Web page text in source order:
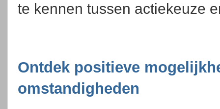
te kennen tussen actiekeuze
Ontdek positieve
omstandigheden